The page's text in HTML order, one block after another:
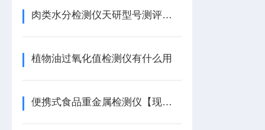
肉类水分检测仪天研型号测评肉制品加工企业原料验收利器
植物油过氧化值检测仪有什么用
便携式食品重金属检测仪【现场检测】食品重金属检测仪